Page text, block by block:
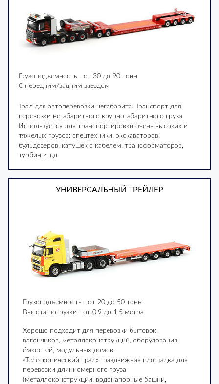
Грузоподъемность - от 30 до 90 тонн
С передним/задним заездом
Трал для автоперевозки негабарита. Транспорт для
перевозки негабаритного крупногабаритного груза:
Используется для транспортировки очень высоких и
тяжелых грузов: спецтехники, экскаваторов,
бульдозеров, катушек с кабелем, трансформаторов,
турбин и т.д.
УНИВЕРСАЛЬНЫЙ ТРЕЙЛЕР
Грузоподъемность - от 20 до 50 тонн
Высота погрузки - от 0,9 до 1,5 метра
Хорошо подходит для перевозки бытовок,
вагончиков, металлоконструкций, оборудования,
ёмкостей, модульных домов.
«Телескопический трал» -раздвижная площадка для
перевозки длинномерного груза
(металлоконструкции, водонапорные башни,